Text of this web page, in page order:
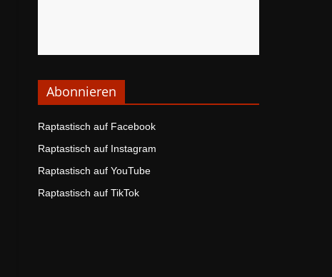
Abonnieren
Raptastisch auf Facebook
Raptastisch auf Instagram
Raptastisch auf YouTube
Raptastisch auf TikTok